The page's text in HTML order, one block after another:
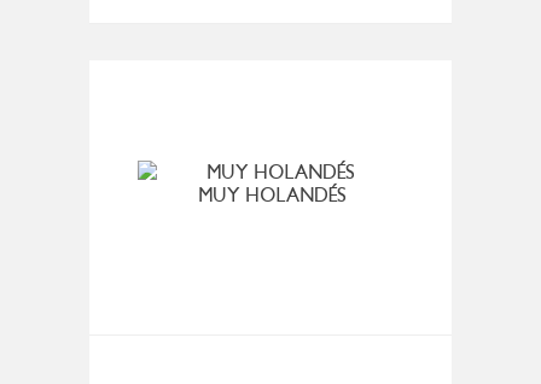
MUY HOLANDÉS